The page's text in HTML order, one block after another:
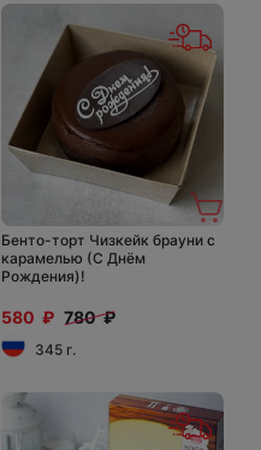
Бенто-торт Чизкейк брауни с
карамелью (С Днём
Рождения)!
580 ₽ 780 ₽
345 г.